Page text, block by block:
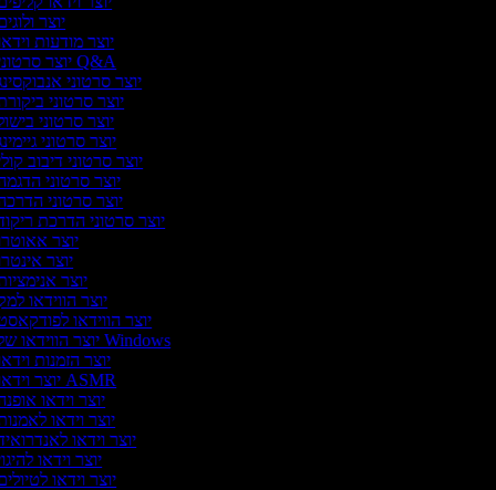
יוצר
יוצר מודעות
יוצר סרטוני Q&A
יוצר סרטוני
יוצר סרטוני
יוצר סרטוני
יוצר סרטוני
יוצר סרטוני דיבוב
יוצר סרטוני
יוצר סרטוני
יוצר סרטוני הדרכת
יוצר
יוצר
יוצר
יוצר הווידאו
יוצר הווידאו
יוצר הווידאו של Windows
יוצר הזמנות
יוצר וידאו ASMR
יוצר וידאו
יוצר וידאו
יוצר וידאו
יוצר וידאו
יוצר וידאו